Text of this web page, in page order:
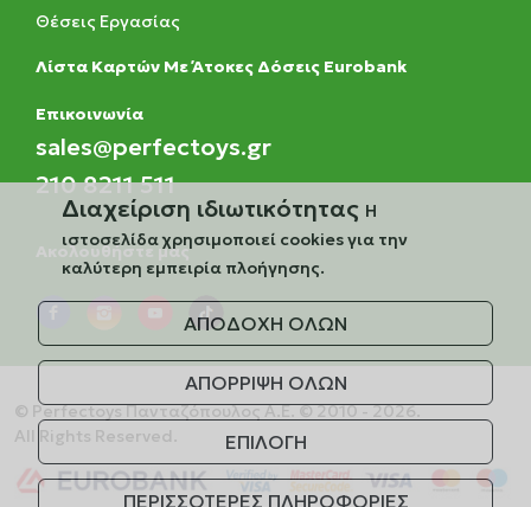
Θέσεις Εργασίας
Λίστα Καρτών Με Άτοκες Δόσεις Eurobank
Eπικοινωνία
sales@perfectoys.gr
210 8211 511
Ακολουθήστε μας
© Perfectoys Πανταζόπουλος Α.Ε. © 2010 - 2026.
All Rights Reserved.
Διαχείριση ιδιωτικότητας Η
ιστοσελίδα χρησιμοποιεί cookies για την
καλύτερη εμπειρία πλοήγησης.
ΑΠΟΔΟΧΗ ΟΛΩΝ
ΑΠΟΡΡΙΨΗ ΟΛΩΝ
ΕΠΙΛΟΓΗ
ΠΕΡΙΣΣΟΤΕΡΕΣ ΠΛΗΡΟΦΟΡΙΕΣ